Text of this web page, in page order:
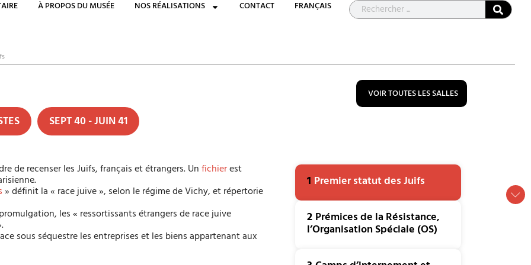
À PROPOS DU MUSÉE NOS RÉALISATIONS CONTACT FRANÇAIS
VOIR TOUTES LES SALLES
SEPT 40 - JUIN 41
de recenser les Juifs, français et étrangers. Unfichierest
» définit la « race juive », selon le régime de Vichy, et répertorie
les « ressortissants étrangers de race juive
sous séquestre les entreprises et les biens appartenant aux
1 Premier statut des Juifs
2Prémices de la Résistance,
l’Organisation Spéciale (OS)